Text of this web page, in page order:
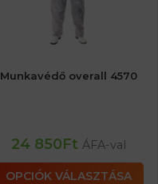
Munkavédő overall 4570
24 850Ft ÁFA-val
OPCIÓK VÁLASZTÁSA